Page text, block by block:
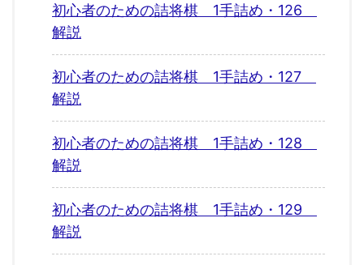
初心者のための詰将棋 1手詰め・126
解説
初心者のための詰将棋 1手詰め・127
解説
初心者のための詰将棋 1手詰め・128
解説
初心者のための詰将棋 1手詰め・129
解説